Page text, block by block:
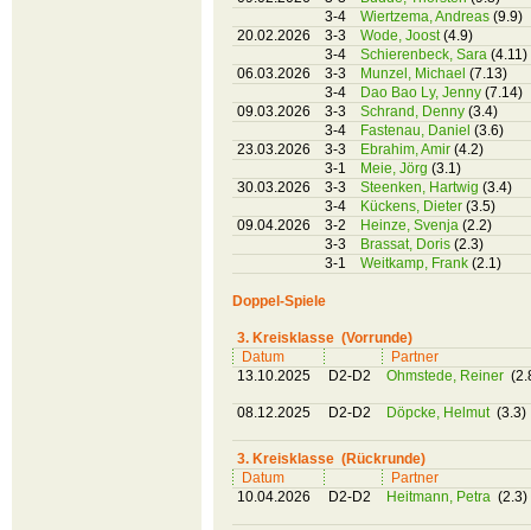
3-4
Wiertzema, Andreas (9.9)
20.02.2026
3-3 Wode, Joost(4.9)
3-4
Schierenbeck, Sara (4.11)
06.03.2026
3-3 Munzel, Michael (7.13)
3-4
Dao Bao Ly, Jenny (7.14)
09.03.2026
3-3 Schrand, Denny (3.4)
3-4
Fastenau, Daniel (3.6)
23.03.2026
3-3 Ebrahim, Amir (4.2)
3-1
Meie, Jörg (3.1)
30.03.2026
3-3 Steenken, Hartwig (3.4)
3-4
Kückens, Dieter (3.5)
09.04.2026
3-2 Heinze, Svenja (2.2)
3-3
Brassat, Doris (2.3)
3-1
Weitkamp, Frank (2.1)
Doppel-Spiele
3. Kreisklasse (Vorrunde)
Datum
Partner
13.10.2025
D2-D2 Ohmstede, Reiner
08.12.2025 D2-D2 Döpcke, Helmut (3.3)
3. Kreisklasse (Rückrunde)
Datum
Partner
10.04.2026
D2-D2 Heitmann, Petra (2.3)